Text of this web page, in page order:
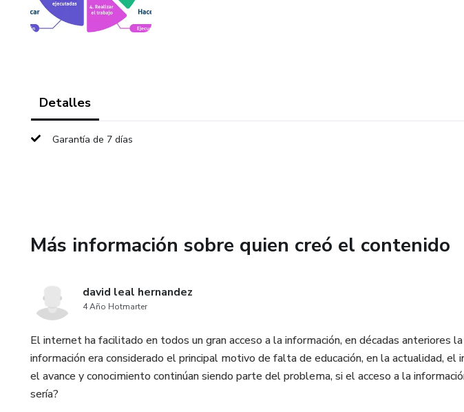
Detalles
Garantía de 7 días
Más información sobre quien creó el contenido
david leal hernandez
4 Año Hotmarter
El internet ha facilitado en todos un gran acceso a la información, en décadas anteriores
información era considerado el principal motivo de falta de educación, en la actualidad, el
el avance y conocimiento continúan siendo parte del problema, si el acceso a la
sería?